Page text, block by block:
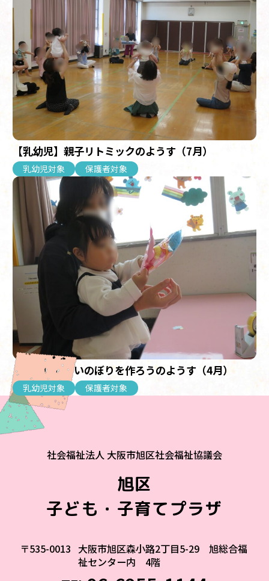
【乳幼児】親子リトミックのようす（7月）
乳幼児対象 保護者対象
【乳幼児】こいのぼりを作ろうのようす（4月）
乳幼児対象 保護者対象
社会福祉法人 大阪市旭区社会福祉協議会
旭区
子ども・子育てプラザ
〒535-0013 大阪市旭区森小路2丁目5-29 旭総合福
祉センター内 4階